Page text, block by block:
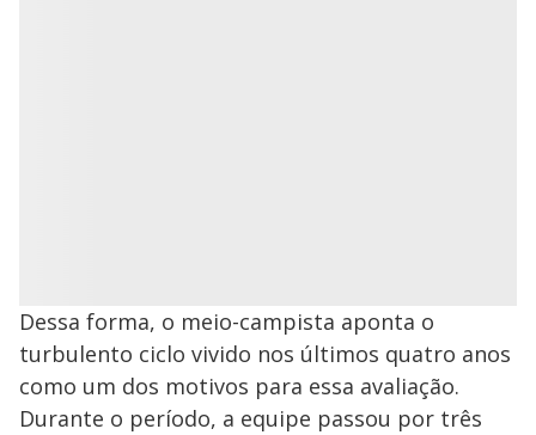
Dessa forma, o meio-campista aponta o
turbulento ciclo vivido nos últimos quatro anos
como um dos motivos para essa avaliação.
Durante o período, a equipe passou por três